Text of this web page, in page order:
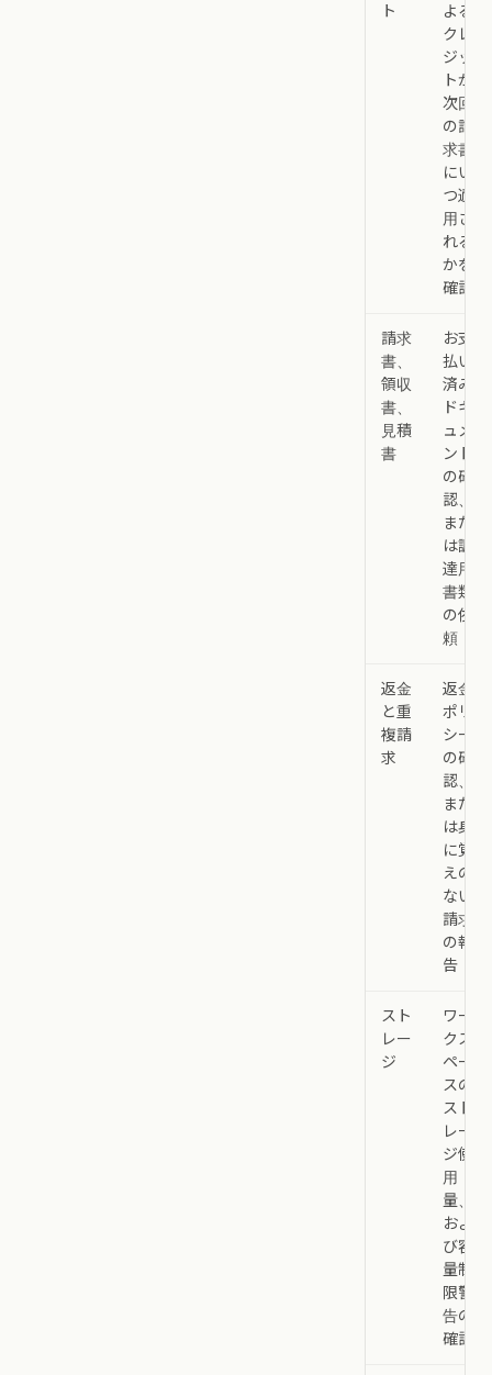
ト
よる
クレ
ジッ
トが
次回
の請
求書
にい
つ適
用さ
れる
かを
確認
請求
書、
領収
書、
見積
書
お支
払い
済み
ドキ
ュメ
ント
の確
認、
また
は調
達用
書類
の依
頼
返金
と重
複請
求
返金
ポリ
シー
の確
認、
また
は身
に覚
えの
ない
請求
の報
告
スト
レー
ジ
ワー
クス
ペー
スの
スト
レー
ジ使
用
量、
およ
び容
量制
限警
告の
確認